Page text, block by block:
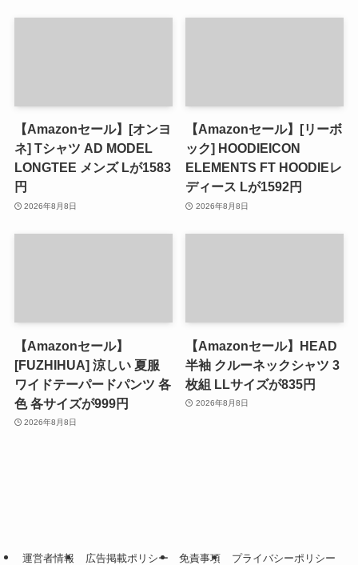
【Amazonセール】[オンヨ
ネ] Tシャツ AD MODEL
LONGTEE メンズ Lが1583
円
2026年8月8日
【Amazonセール】[リーボ
ック] HOODIEICON
ELEMENTS FT HOODIEレ
ディース Lが1592円
2026年8月8日
【Amazonセール】
[FUZHIHUA] 涼しい 夏服
ワイドテーパードパンツ 各
色 各サイズが999円
2026年8月8日
【Amazonセール】HEAD
半袖 クルーネックシャツ 3
枚組 LLサイズが835円
2026年8月8日
運営者情報 広告掲載ポリシー 免責事項 プライバシーポリシー